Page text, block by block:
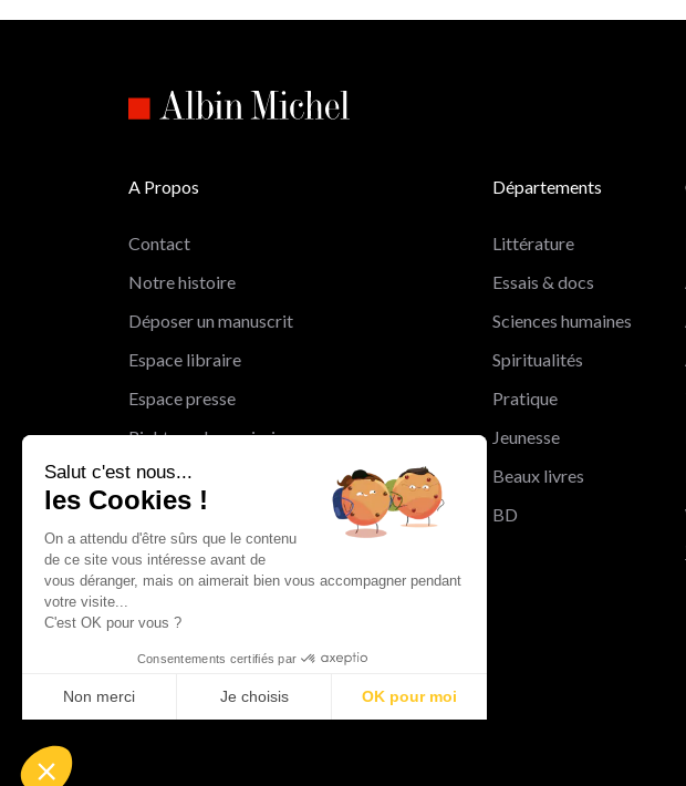
Salut c'est nous...
les Cookies !
On a attendu d'être sûrs que le contenu
de ce site vous intéresse avant de
vous déranger, mais on aimerait bien vous accompagner pendant
votre visite...
C'est OK pour vous ?
Consentements certifiés par
Non merci Je choisis OK pour moi
Notre plateforme vous permet d'adapter et de gérer vos paramètres de
A Propos
Contact
Notre histoire
Déposer un manuscrit
Espace libraire
Espace presse
Rights and permissions
Mentions légales
Cookies
Charte de protection des données
personnelles
Le Groupe Albin Michel
Les librairies du groupe Albin Michel
Albin Michel Imaginaire
Départements
Littérature
Essais & docs
Sciences humaines
Spiritualités
Pratique
Jeunesse
Beaux livres
BD